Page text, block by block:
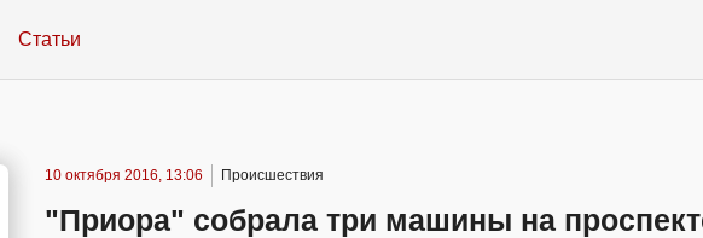
Статьи
10 октября 2016, 13:06 Происшествия
"Приора" собрала три машины на